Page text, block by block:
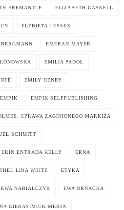
FREMANTLE ELIZABETH GASKELL
ELŻBIETA I ESSEX
EMERAN MAYER
EMILIA PADOŁ
EMILY HENRY
EMPIK EMPIK SELFPUBLISHING
SPRAWA ZAGINIONEGO MARKIZA
SCHMITT
ERIN ENTRADA KELLY ERNA
LINA WHITE ETYKA
EWA NABIAŁCZYK EWA ORNACKA
GIERASIMIUK-MERTA